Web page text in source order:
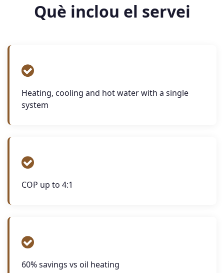
Què inclou el servei
Heating, cooling and hot water with a single
system
COP up to 4:1
60% savings vs oil heating